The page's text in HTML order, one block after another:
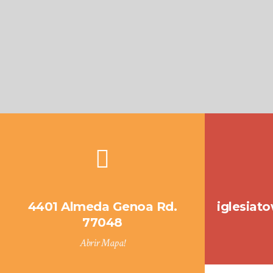
4401 Almeda Genoa Rd.
77048
Abrir Mapa!